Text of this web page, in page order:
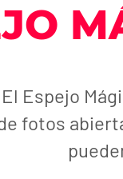
El Espejo
fotos